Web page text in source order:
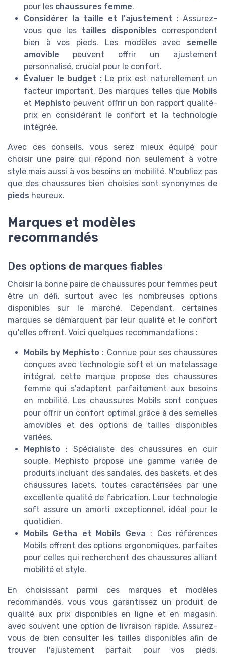
pour les chaussures femme.
Considérer la taille et l'ajustement : Assurez-
vous que les tailles disponibles correspondent
bien à vos pieds. Les modèles avec semelle
amovible peuvent offrir un ajustement
personnalisé, crucial pour le confort.
Évaluer le budget :Le prix est naturellement un
facteur important. Des marques telles que Mobils
et Mephisto peuvent offrir un bon rapport qualité-
prix en considérant le confort et la technologie
intégrée.
Avec ces conseils, vous serez mieux équipé pour
choisir une paire qui répond non seulement à votre
style mais aussi à vos besoins en mobilité. N'oubliez pas
que des chaussures bien choisies sont synonymes de
pieds heureux.
Marques et modèles
recommandés
Des options de marques fiables
Choisir la bonne paire de chaussures pour femmes peut
être un défi, surtout avec les nombreuses options
disponibles sur le marché. Cependant, certaines
marques se démarquent par leur qualité et le confort
qu'elles offrent. Voici quelques recommandations :
Mobils by Mephisto : Connue pour ses chaussures
conçues avec technologie soft et un matelassage
intégral, cette marque propose des chaussures
femme qui s'adaptent parfaitement aux besoins
en mobilité. Les chaussures Mobils sont conçues
pour offrir un confort optimal grâce à des semelles
amovibles et des options de tailles disponibles
variées.
Mephisto : Spécialiste des chaussures en cuir
souple, Mephisto propose une gamme variée de
produits incluant des sandales, des baskets, et des
chaussures lacets, toutes caractérisées par une
excellente qualité de fabrication. Leur technologie
soft assure un amorti exceptionnel, idéal pour le
quotidien.
Mobils Getha et Mobils Geva : Ces références
Mobils offrent des options ergonomiques, parfaites
pour celles qui recherchent des chaussures alliant
mobilité et style.
En choisissant parmi ces marques et modèles
recommandés, vous vous garantissez un produit de
qualité aux prix disponibles en ligne et en magasin,
avec souvent une option de livraison rapide. Assurez-
vous de bien consulter les tailles disponibles afin de
trouver l'ajustement parfait pour vos pieds,